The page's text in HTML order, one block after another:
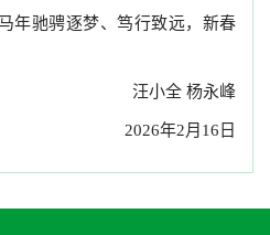
年驰骋逐梦、笃行致远，新春
汪小全 杨永峰
2026年2月16日